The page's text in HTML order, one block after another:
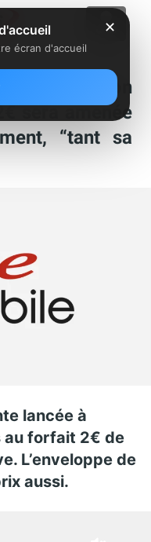
option
sera amenée
“tant sa
lancée à
au forfait 2€ de
L’enveloppe de
aussi.
✕
écran d'accueil